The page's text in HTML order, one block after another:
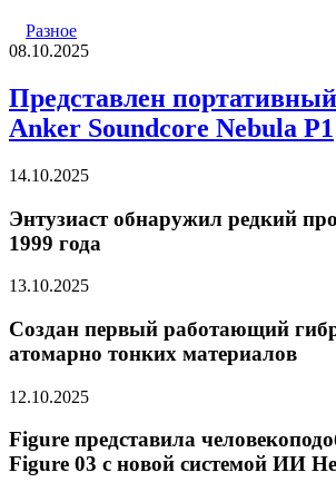
Разное
08.10.2025
Представлен
Anker Soundcore Nebula P1
14.10.2025
Энтузиаст обнаружил редкий
1999 года
13.10.2025
Создан первый работающий
атомарно тонких материалов
12.10.2025
Figure представила
Figure 03 с новой системой ИИ